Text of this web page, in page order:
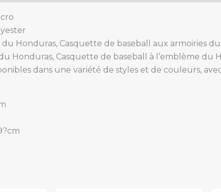
Honduras, Casquette de baseball aux armoiries
Honduras, Casquette de baseball à l’emblème
dans une variété de styles et de couleurs,